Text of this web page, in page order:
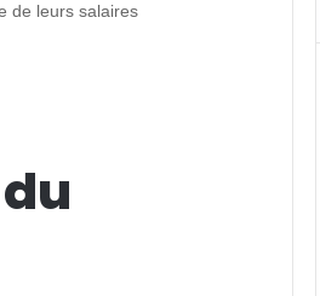
de leurs salaires